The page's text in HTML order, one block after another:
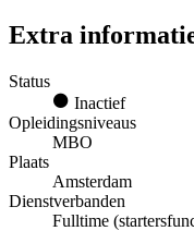
Extra
Status
Inactief
Opleidingsniveaus
MBO
Plaats
Amsterdam
Dienstverbanden
Fulltime